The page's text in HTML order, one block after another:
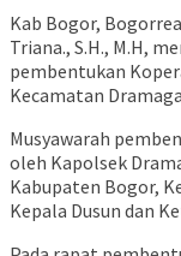
Kab Bogor,
Triana., S.H., M.H,
pembentukan
Kecamatan
Musyawarah
oleh Kapolsek
Kabupaten Bogor,
Kepala Dusun dan